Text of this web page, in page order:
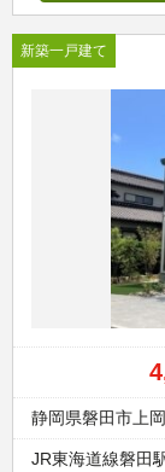
新築一戸建て
静岡県磐田市上
JR東海道線磐田